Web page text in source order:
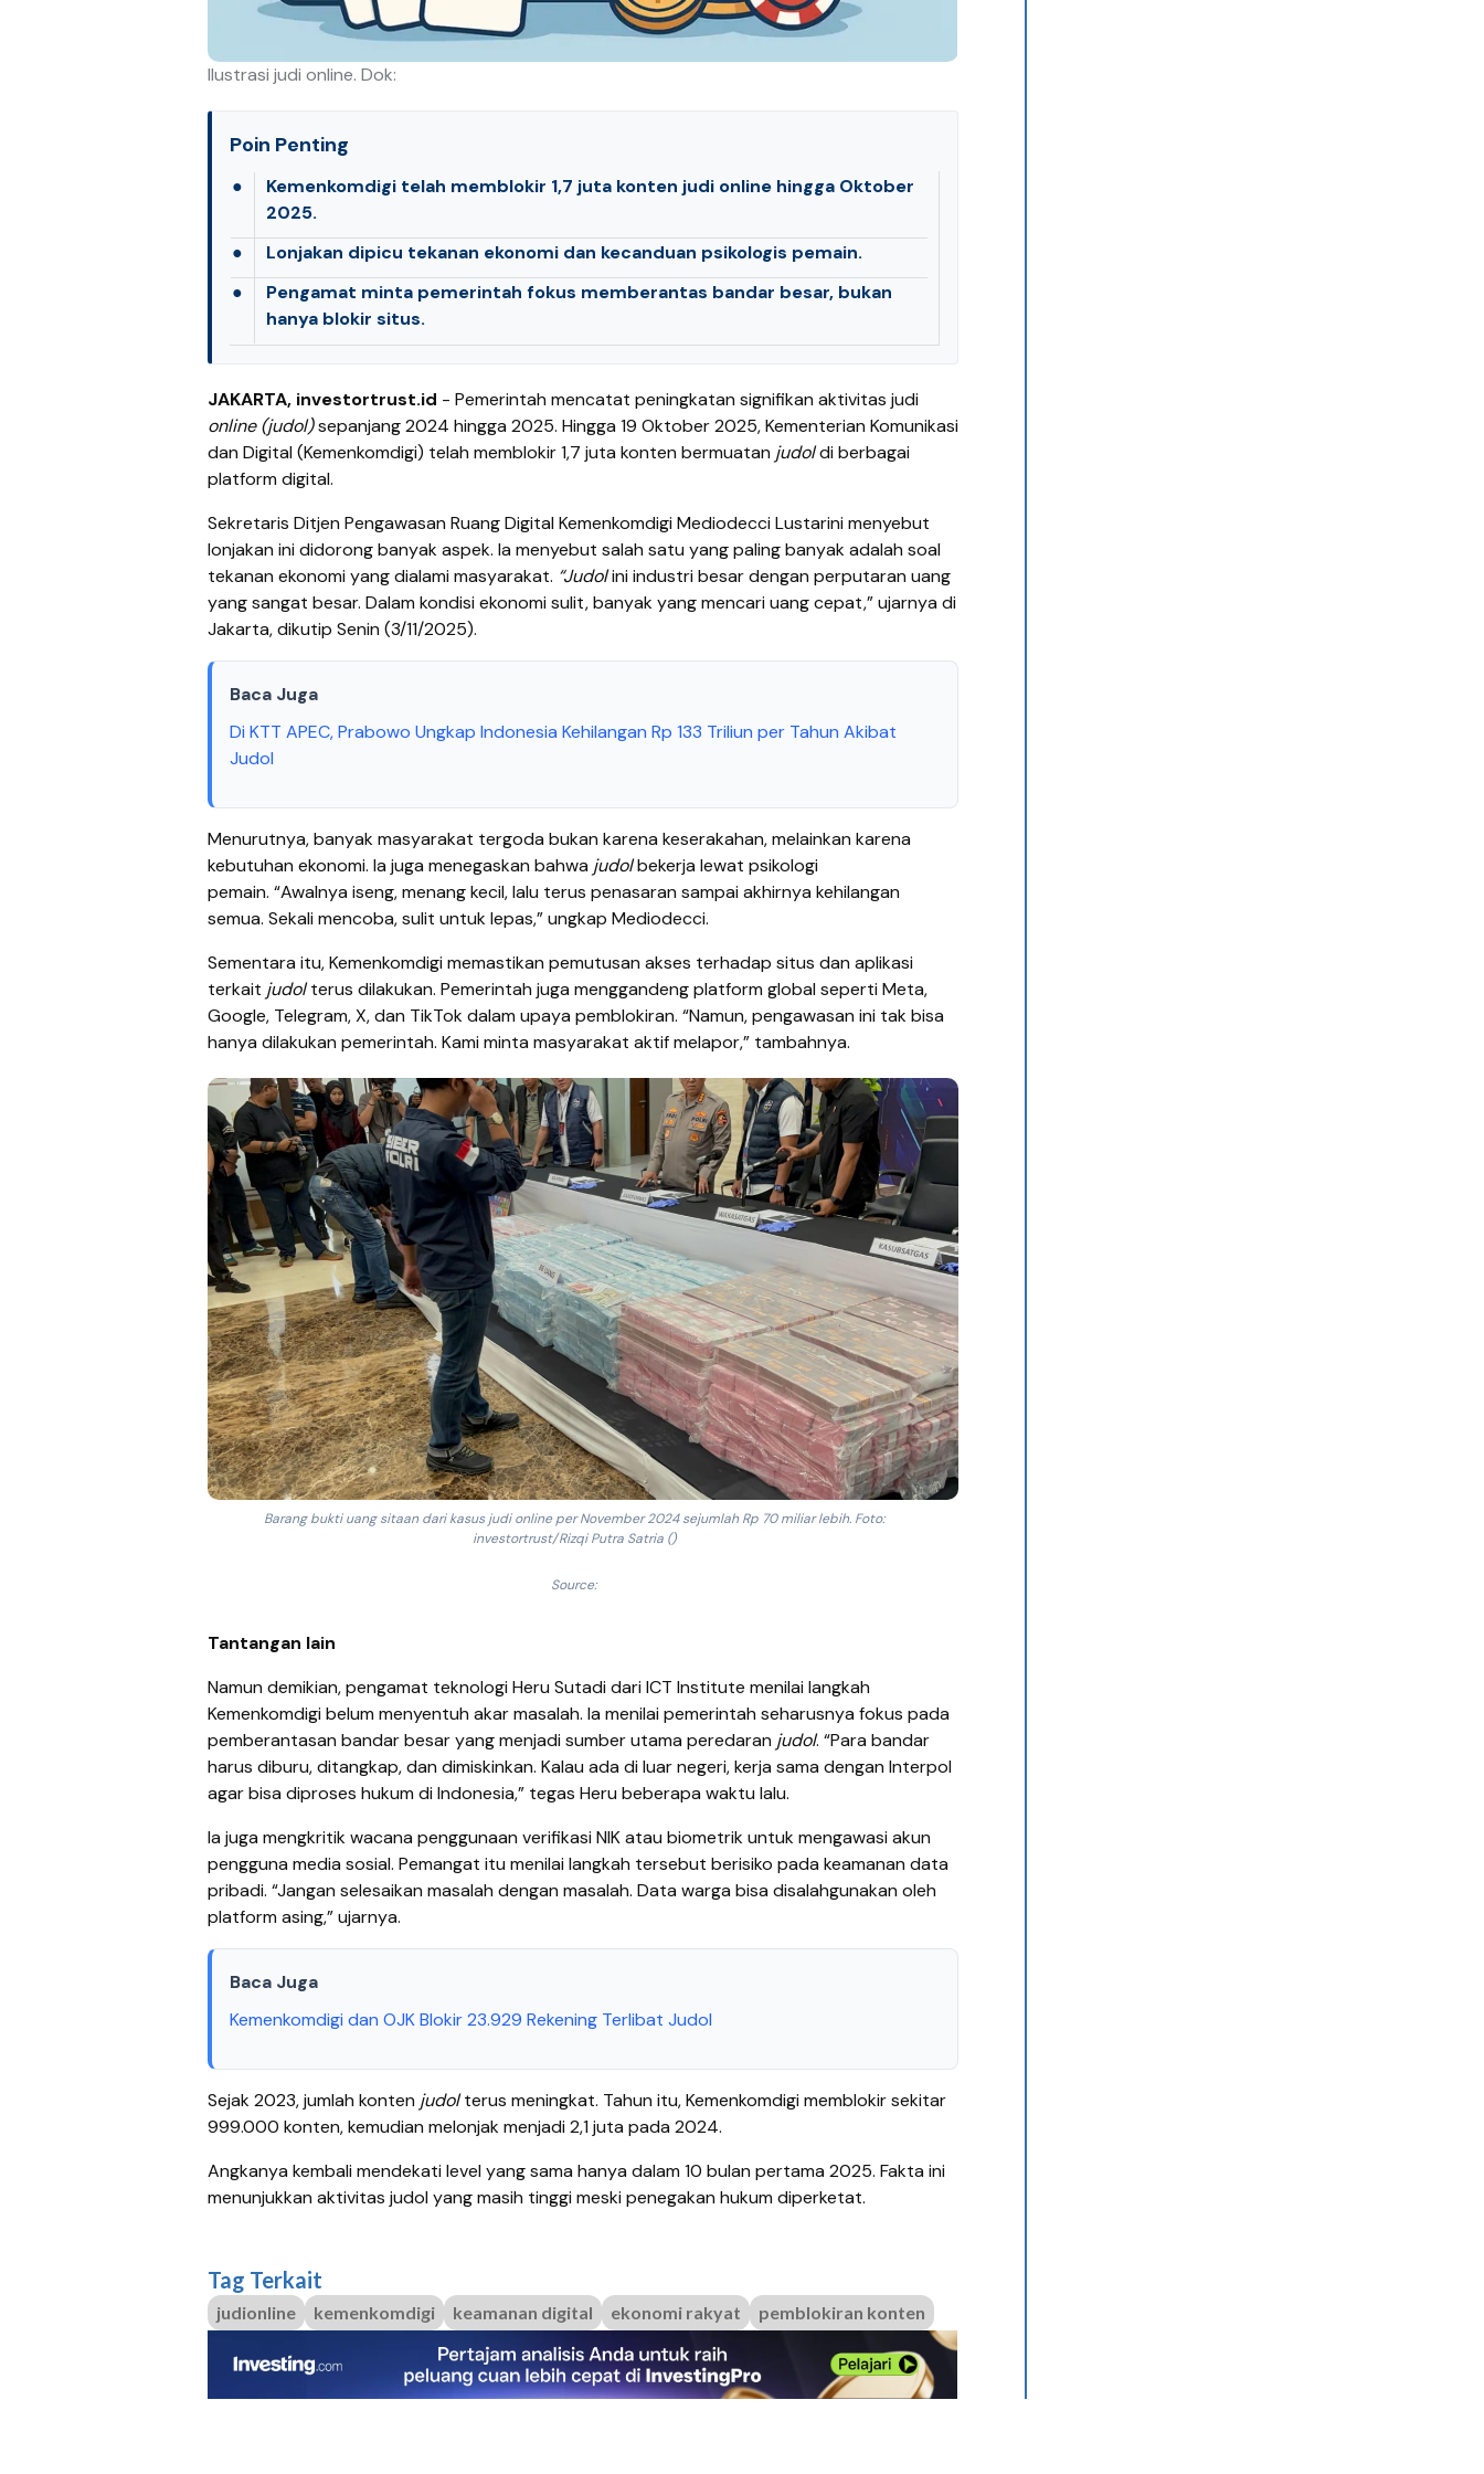
Ilustrasi judi online. Dok:
Poin Penting
●
Kemenkomdigi telah memblokir 1,7 juta konten judi online hingga Oktober
2025.
●
Lonjakan dipicu tekanan ekonomi dan kecanduan psikologis pemain.
●
Pengamat minta pemerintah fokus memberantas bandar besar, bukan
hanya blokir situs.
JAKARTA, investortrust.id - Pemerintah mencatat peningkatan signifikan aktivitas judi
online (judol)sepanjang 2024 hingga 2025. Hingga 19 Oktober 2025, Kementerian Komunikasi
dan Digital (Kemenkomdigi) telah memblokir 1,7 juta konten bermuatan judoldi berbagai
platform digital.
Sekretaris Ditjen Pengawasan Ruang Digital Kemenkomdigi Mediodecci Lustarini menyebut
lonjakan ini didorong banyak aspek. Ia menyebut salah satu yang paling banyak adalah soal
tekanan ekonomi yang dialami masyarakat. “Judolini industri besar dengan perputaran uang
yang sangat besar. Dalam kondisi ekonomi sulit, banyak yang mencari uang cepat,” ujarnya di
Jakarta, dikutip Senin (3/11/2025).
Baca Juga
Di KTT APEC, Prabowo Ungkap Indonesia Kehilangan Rp 133 Triliun per Tahun Akibat
Judol
Menurutnya, banyak masyarakat tergoda bukan karena keserakahan, melainkan karena
kebutuhan ekonomi. Ia juga menegaskan bahwa judolbekerja lewat psikologi
pemain. “Awalnya iseng, menang kecil, lalu terus penasaran sampai akhirnya kehilangan
semua. Sekali mencoba, sulit untuk lepas,” ungkap Mediodecci.
Sementara itu, Kemenkomdigi memastikan pemutusan akses terhadap situs dan aplikasi
terkait judolterus dilakukan. Pemerintah juga menggandeng platform global seperti Meta,
Google, Telegram, X, dan TikTok dalam upaya pemblokiran. “Namun, pengawasan ini tak bisa
hanya dilakukan pemerintah. Kami minta masyarakat aktif melapor,” tambahnya.
Barang bukti uang sitaan dari kasus judi online per November 2024 sejumlah Rp 70 miliar lebih. Foto:
investortrust/Rizqi Putra Satria ()
Source:
Tantangan lain
Namun demikian, pengamat teknologi Heru Sutadi dari ICT Institute menilai langkah
Kemenkomdigi belum menyentuh akar masalah. Ia menilai pemerintah seharusnya fokus pada
pemberantasan bandar besar yang menjadi sumber utama peredaran judol. “Para bandar
harus diburu, ditangkap, dan dimiskinkan. Kalau ada di luar negeri, kerja sama dengan Interpol
agar bisa diproses hukum di Indonesia,” tegas Heru beberapa waktu lalu.
Ia juga mengkritik wacana penggunaan verifikasi NIK atau biometrik untuk mengawasi akun
pengguna media sosial. Pemangat itu menilai langkah tersebut berisiko pada keamanan data
pribadi. “Jangan selesaikan masalah dengan masalah. Data warga bisa disalahgunakan oleh
platform asing,” ujarnya.
Baca Juga
Kemenkomdigi dan OJK Blokir 23.929 Rekening Terlibat Judol
Sejak 2023, jumlah konten judolterus meningkat. Tahun itu, Kemenkomdigi memblokir sekitar
999.000 konten, kemudian melonjak menjadi 2,1 juta pada 2024.
Angkanya kembali mendekati level yang sama hanya dalam 10 bulan pertama 2025. Fakta ini
menunjukkan aktivitas judol yang masih tinggi meski penegakan hukum diperketat.
Tag Terkait
judionline kemenkomdigi keamanan digital ekonomi rakyat pemblokiran konten